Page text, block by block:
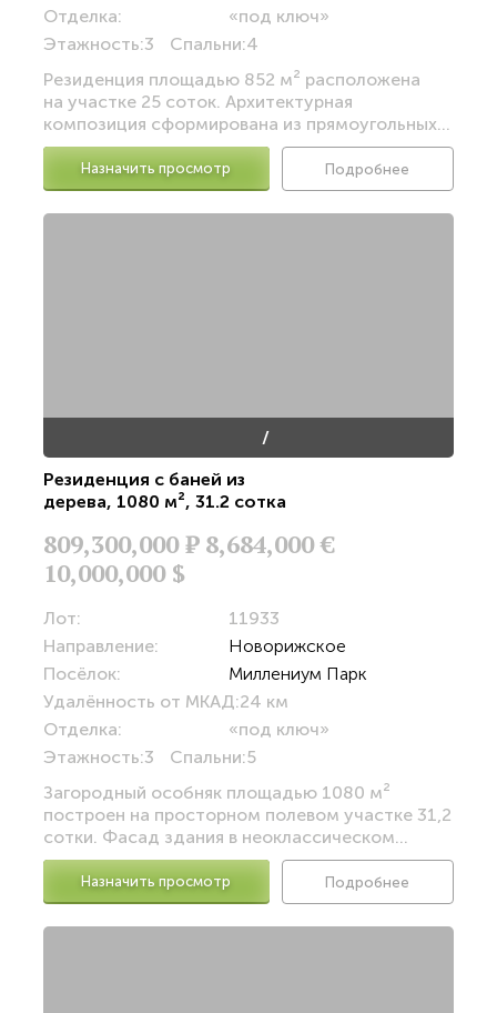
Отделка:
«под ключ»
Этажность:3 Спальни:4
Резиденция площадью 852 м² расположена
на участке 25 соток. Архитектурная
композиция сформирована из прямоугольных...
Назначить просмотр Подробнее
/
Резиденция с баней из
дерева, 1080 м², 31.2 сотка
809,300,000Р 8,684,000 €
10,000,000 $
Лот:
11933
Направление:
Новорижское
Посёлок:
Миллениум Парк
Удалённость от МКАД:24 км
Отделка:
«под ключ»
Этажность:3 Спальни:5
Загородный особняк площадью 1080 м²
построен на просторном полевом участке 31,2
сотки. Фасад здания в неоклассическом...
Назначить просмотр Подробнее